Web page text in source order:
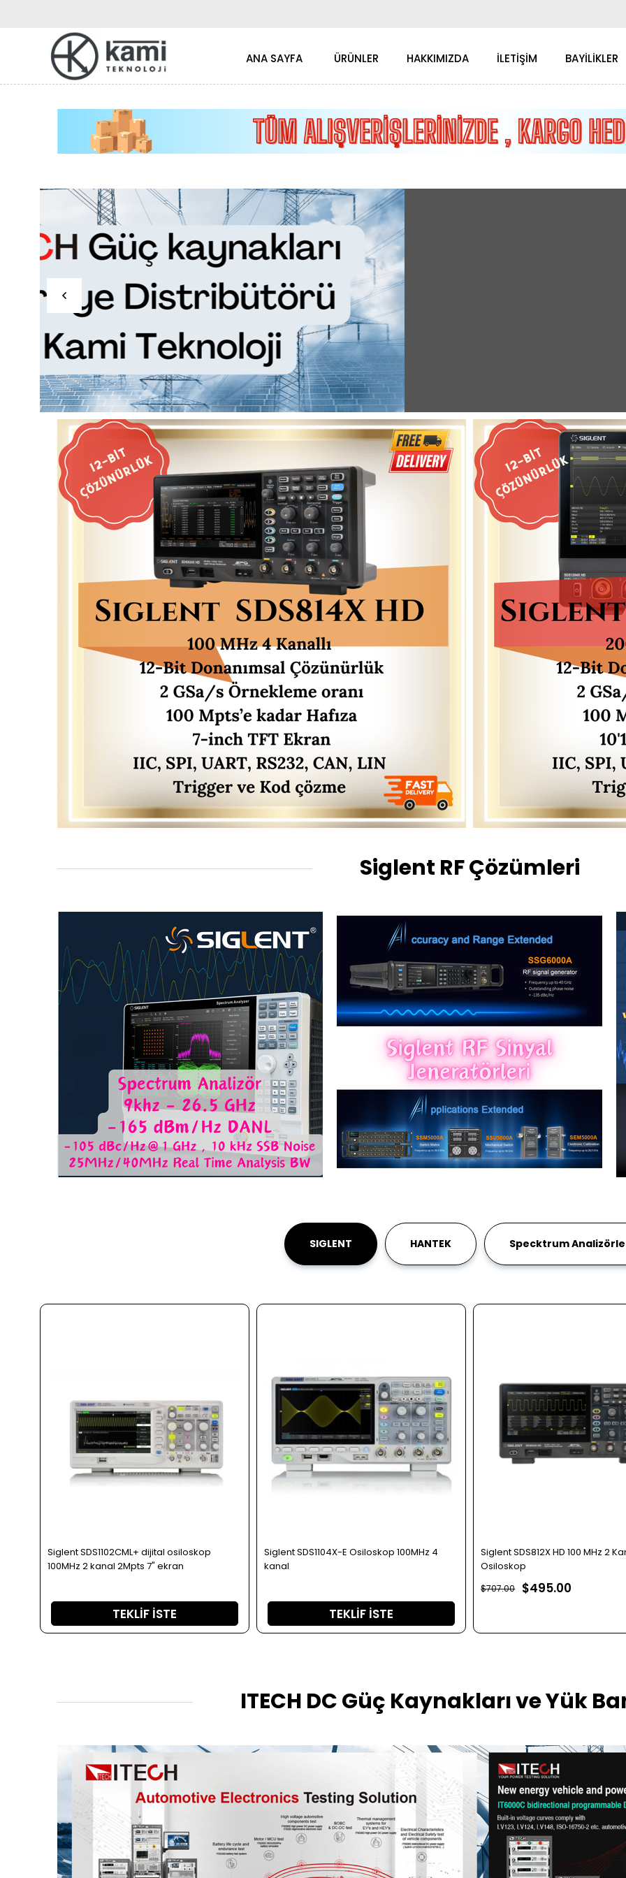
ANA SAYFA ÜRÜNLER HAKKIMIZDA İLETİŞİM BAYİLİKLER
Siglent RF Çözümleri
SIGLENT HANTEK Specktrum
TEKLIF İSTE
Siglent SDS1102CML+ dijital osiloskop
100MHz 2 kanal 2Mpts 7" ekran
TEKLIF İSTE
Siglent SDS1104X-E Osiloskop 100MHz 4
kanal
Siglent SDS812X HD 100 MHz 2
Osiloskop
$495.00
$707.00
ITECH DC Güç Kaynakları ve Yük